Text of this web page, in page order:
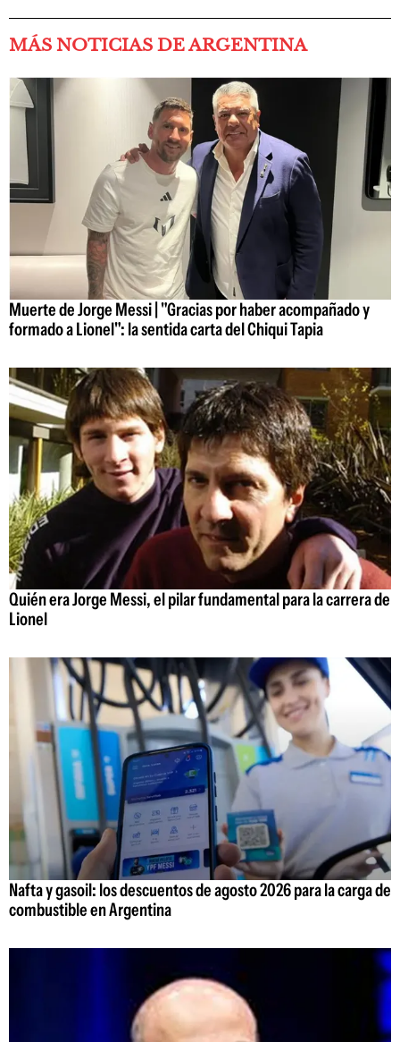
MÁS NOTICIAS DE ARGENTINA
Muerte de Jorge Messi | "Gracias por haber acompañado y
formado a Lionel": la sentida carta del Chiqui Tapia
Quién era Jorge Messi, el pilar fundamental para la carrera de
Lionel
Nafta y gasoil: los descuentos de agosto 2026 para la carga de
combustible en Argentina